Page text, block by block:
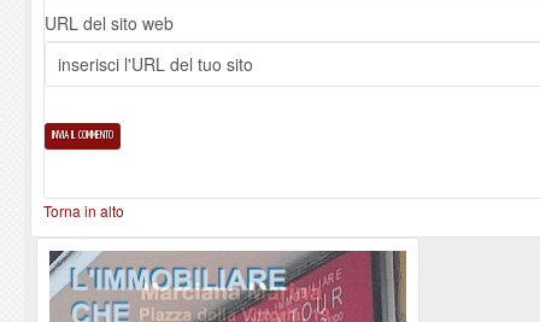
URL del sito web
Torna in alto